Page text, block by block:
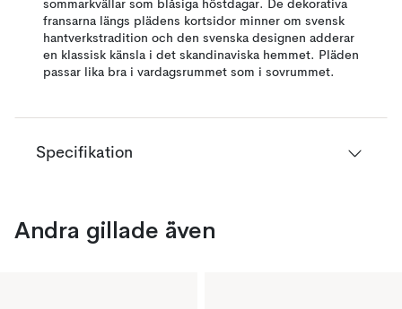
sommarkvällar som blåsiga höstdagar. De dekorativa
fransarna längs plädens kortsidor minner om svensk
hantverkstradition och den svenska designen adderar
en klassisk känsla i det skandinaviska hemmet. Pläden
passar lika bra i vardagsrummet som i sovrummet.
Specifikation
Andra gillade även